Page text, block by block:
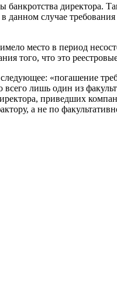
директора.
данном случае
место в период
того, что это
«погашение
лишь один из
приведших
а не по